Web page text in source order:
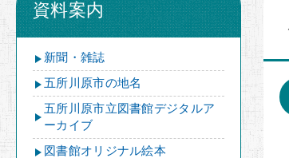
資料案内
新聞・雑誌
五所川原市の地名
五所川原市立図書館デジタルア
ーカイブ
図書館オリジナル絵本